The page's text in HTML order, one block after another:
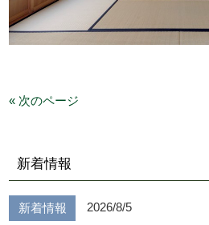
« 次のページ
新着情報
新着情報 2026/8/5